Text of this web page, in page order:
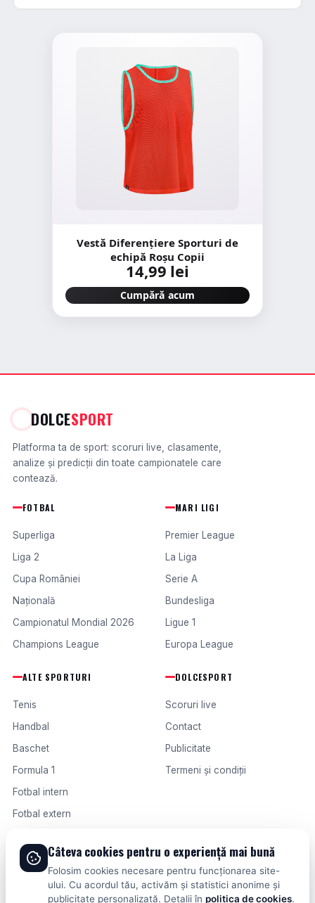
Vestă Diferențiere Sporturi de
echipă Roșu Copii
14,99 lei
Cumpără acum
DOLCESPORT
Platforma ta de sport: scoruri live, clasamente,
analize și predicții din toate campionatele care
contează.
FOTBAL
Superliga
Liga 2
Cupa României
Națională
Campionatul Mondial 2026
Champions League
MARI LIGI
Premier League
La Liga
Serie A
Bundesliga
Ligue 1
Europa League
ALTE SPORTURI
Tenis
Handbal
Baschet
Formula 1
Fotbal intern
Fotbal extern
DOLCESPORT
Scoruri live
Contact
Publicitate
Termeni și condiții
© 2026 DOLCESPORT. TOATE DREPTURILE REZERVATE.
SCORURI, CLASAMENTE ȘI ANALIZE DIN TOATE COMPETIȚIILE
Câteva cookies pentru o experiență mai bună
Folosim cookies necesare pentru funcționarea site-
ului. Cu acordul tău, activăm și statistici anonime și
publicitate personalizată. Detalii în politica de cookies.